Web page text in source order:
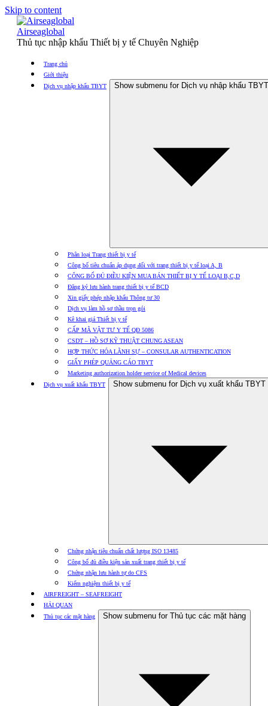
Skip to content
Airseaglobal
Thủ tục nhập khẩu Thiết bị y tế Chuyên Nghiệp
Trang chủ
Giới thiệu
Dịch vụ nhập khẩu TBYT
Show submenu for Dịch vụ nhập khẩu TBYT
Phân loại Trang thiết bị y tế
Công bố tiêu chuẩn áp dụng đối với trang thiết bị y tế loại A, B
CÔNG BỐ ĐỦ ĐIỀU KIỆN MUA BÁN THIẾT BỊ Y TẾ LOẠI B,C,D
Đăng ký lưu hành trang thiết bị y tế BCD
Xin giấy phép nhập khẩu Thông tư 30
Dịch vụ làm hồ sơ thầu trọn gói
Kê khai giá Thiết bị y tế
CẤP MÃ VẬT TƯ Y TẾ QĐ 5086
CSDT – HỒ SƠ KỸ THUẬT CHUNG ASEAN
HỢP THỨC HÓA LÃNH SỰ – CONSULAR AUTHENTICATION
GIẤY PHÉP QUẢNG CÁO TBYT
Marketing authorization holder service of Medical devices
Dịch vụ xuất khẩu TBYT
Show submenu for Dịch vụ xuất khẩu TBYT
Chứng nhận tiêu chuẩn chất lượng ISO 13485
Công bố đủ điều kiện sản xuất trang thiết bị y tế
Chứng nhận lưu hành tự do CFS
Kiểm nghiệm thiết bị y tế
AIRFREIGHT – SEAFREIGHT
HẢI QUAN
Thủ tục các mặt hàng
Show submenu for Thủ tục các mặt hàng